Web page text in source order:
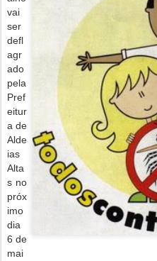
vai
ser
defl
agr
ado
pela
Pref
eitur
a de
Alde
ias
Alta
s no
próx
imo
dia
6 de
mai